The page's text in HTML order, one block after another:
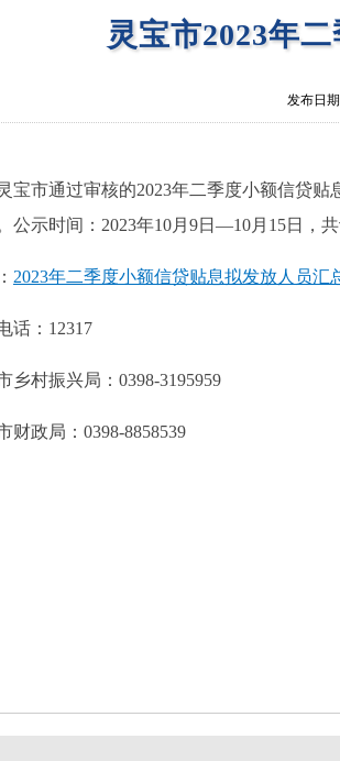
灵宝市2023年
发布日
宝市通过审核的2023年二季度小额信贷
公示时间：2023年10月9日—10月15日，
2023年二季度小额信贷贴息拟发放人员汇
话：12317
乡村振兴局：0398-3195959
财政局：0398-8858539